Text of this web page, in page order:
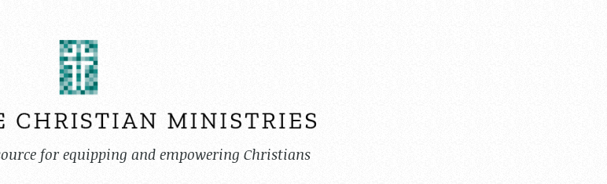
for equipping and empowering Christians